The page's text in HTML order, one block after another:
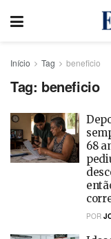
Início Tag beneficio
Tag: beneficio
68
POR